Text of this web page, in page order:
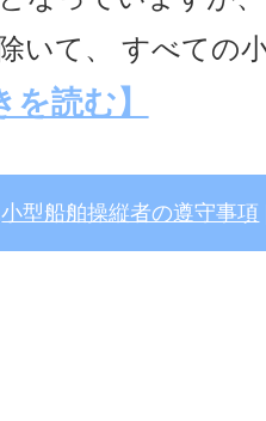
いて、 すべての
を読む】
小型船舶操縦者の遵守事項